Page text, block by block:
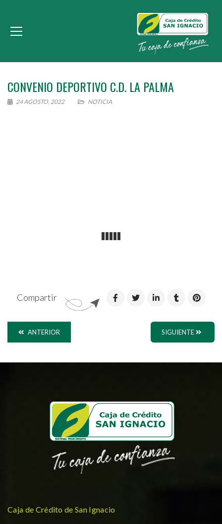
CONVENIO DEPORTIVO C.D. LA PALMA
24 AGOSTO, 2022 NOTICIA
Compartir
ANTERIOR SIGUIENTE
Caja de Crédito de San Ignacio